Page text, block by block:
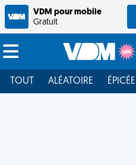
VDM pour mobile
Gratuit
TOUT ALÉATOIRE ÉPICÉE